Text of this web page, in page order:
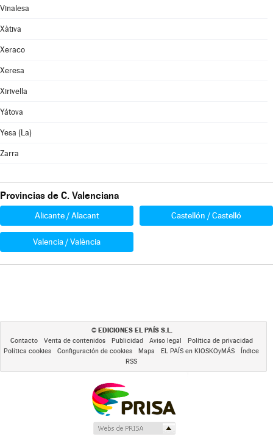
Vinalesa
Xàtiva
Xeraco
Xeresa
Xirivella
Yátova
Yesa (La)
Zarra
Provincias de C. Valenciana
Alicante / Alacant Castellón / Castelló
Valencia / València
© EDICIONES EL PAÍS S.L.
Contacto Venta de contenidos Publicidad Aviso legal
Política de privacidad
Política cookies
Configuración de cookies Mapa EL PAÍS en KIOSKOyMÁS
Índice
RSS